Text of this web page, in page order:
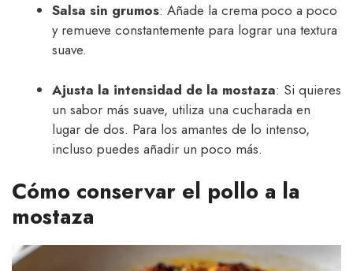
Salsa sin grumos: Añade la crema poco a poco
y remueve constantemente para lograr una textura
suave.
Ajusta la intensidad de la mostaza: Si quieres
un sabor más suave, utiliza una cucharada en
lugar de dos. Para los amantes de lo intenso,
incluso puedes añadir un poco más.
Cómo conservar el pollo a la
mostaza